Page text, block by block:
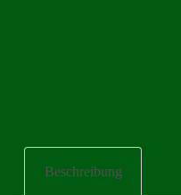
Beschreibung